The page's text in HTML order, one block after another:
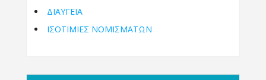
ΔΙΑΥΓΕΙΑ
ΙΣΟΤΙΜΙΕΣ ΝΟΜΙΣΜΑΤΩΝ